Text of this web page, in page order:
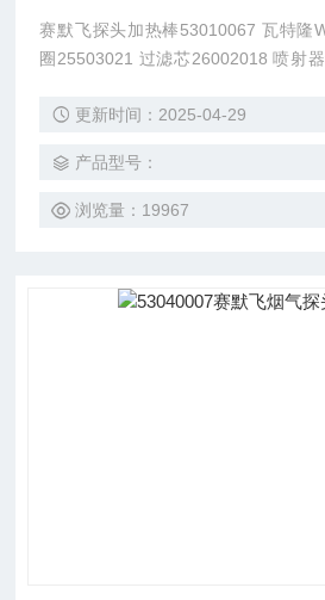
赛默飞探头加热棒53010067 瓦特隆
圈25503021 过滤芯26002018 喷射
45020011 阀组45500008 三通阀
更新时间：2025-04-29
产品型号：
浏览量：19967